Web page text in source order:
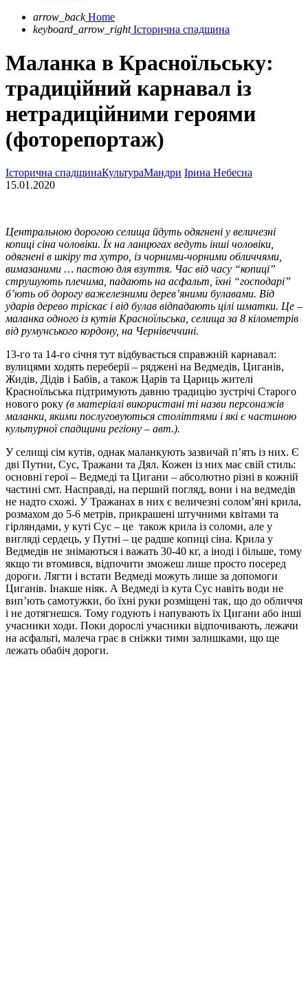
arrow_back Home
keyboard_arrow_right Історична спадщина
Маланка в Красноїльську:
традиційний карнавал із
нетрадиційними героями
(фоторепортаж)
Історична спадщинаКультураМандри Ірина Небесна
15.01.2020
Центральною дорогою селища йдуть одягнені у величезні
копиці сіна чоловіки. Їх на ланцюгах ведуть інші чоловіки,
одягнені в шкіру та хутро, із чорними-чорними обличчями,
вимазаними … пастою для взуття. Час від часу “копиці”
струшують плечима, падають на асфальт, їхні “господарі”
б’ють об дорогу важелезними дерев’яними булавами. Від
ударів дерево тріскає і від булав відпадають цілі шматки. Це –
маланка одного із кутів Красноїльська, селища за 8 кілометрів
від румунського кордону, на Чернівеччині.
13-го та 14-го січня тут відбувається справжній карнавал:
вулицями ходять переберії – ряджені на Ведмедів, Циганів,
Жидів, Дідів і Бабів, а також Царів та Цариць жителі
Красноїльська підтримують давню традицію зустрічі Старого
нового року (в матеріалі використані ті назви персонажів
маланки, якими послуговуються століттями і які є частиною
культурної спадщини регіону – авт.).
У селищі сім кутів, однак маланкують зазвичай п’ять із них. Є
дві Путни, Сус, Тражани та Дял. Кожен із них має свій стиль:
основні герої – Ведмеді та Цигани – абсолютно різні в кожній
частині смт. Насправді, на перший погляд, вони і на ведмедів
не надто схожі. У Тражанах в них є величезні солом’яні крила,
розмахом до 5-6 метрів, прикрашені штучними квітами та
гірляндами, у куті Сус – це також крила із соломи, але у
вигляді сердець, у Путні – це радше копиці сіна. Крила у
Ведмедів не знімаються і важать 30-40 кг, а іноді і більше, тому
якщо ти втомився, відпочити зможеш лише просто посеред
дороги. Лягти і встати Ведмеді можуть лише за допомоги
Циганів. Інакше ніяк. А Ведмеді із кута Сус навіть води не
вип’ють самотужки, бо їхні руки розміщені так, що до обличчя
і не дотягнешся. Тому годують і напувають їх Цигани або інші
учасники ходи. Поки дорослі учасники відпочивають, лежачи
на асфальті, малеча грає в сніжки тими залишками, що ще
лежать обабіч дороги.